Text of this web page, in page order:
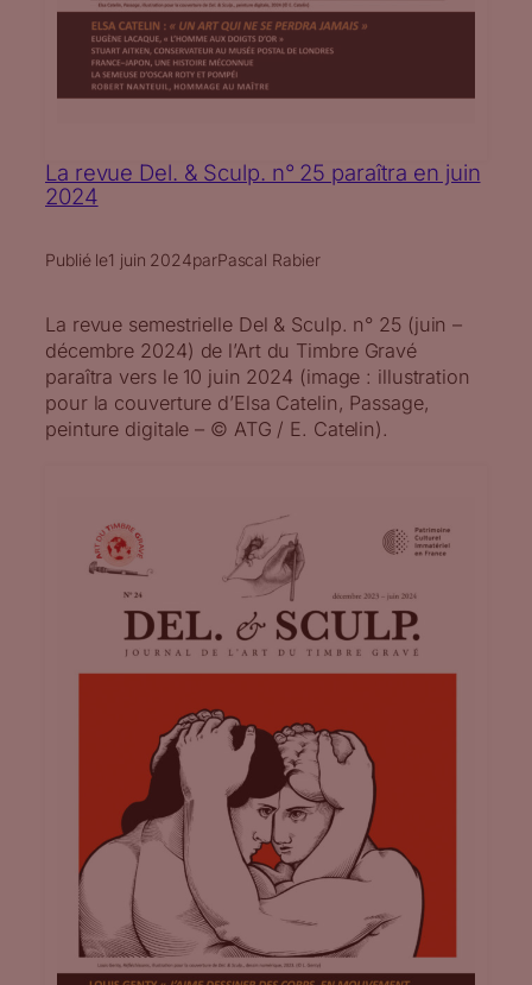
La revue Del. & Sculp. n° 25 paraîtra en juin
2024
Publié le1 juin 2024parPascal Rabier
La revue semestrielle Del & Sculp. n° 25 (juin –
décembre 2024) de l’Art du Timbre Gravé
paraîtra vers le 10 juin 2024 (image : illustration
pour la couverture d’Elsa Catelin, Passage,
peinture digitale – © ATG / E. Catelin).